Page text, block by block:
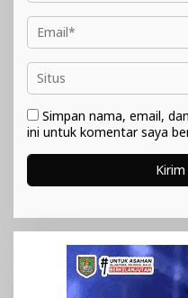
Simpan nama, email,
ini untuk komentar saya